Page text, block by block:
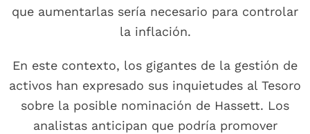
que aumentarlas sería necesario para controlar
la inflación.
En este contexto, los gigantes de la gestión de
activos han expresado sus inquietudes al Tesoro
sobre la posible nominación de Hassett. Los
analistas anticipan que podría promover